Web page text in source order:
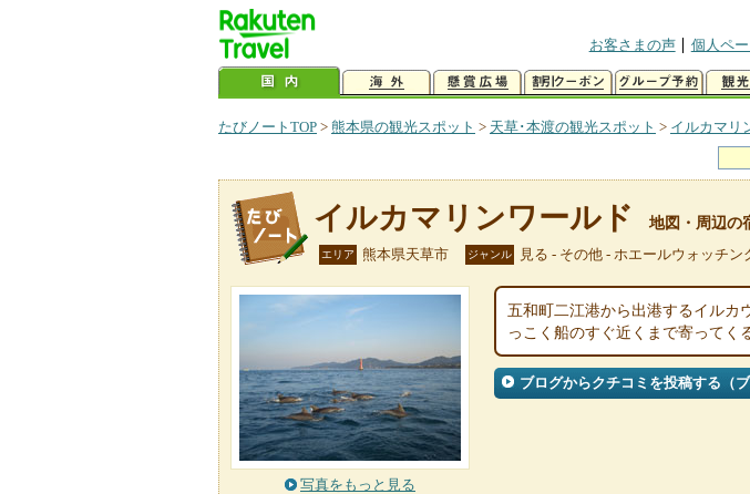
お客さまの声
個人ペ
たびノートTOP > 熊本県の観光スポット > 天草･本渡の観光スポット > イルカマリ
イルカマリンワールド 地図・周辺の
エリア 熊本県天草市 ジャンル 見る - その他 - ホエールウォッチン
写真をもっと見る
五和町二江港から出港するイルカ
っこく船のすぐ近くまで寄ってく
ブログからクチコミを投稿する（ブ